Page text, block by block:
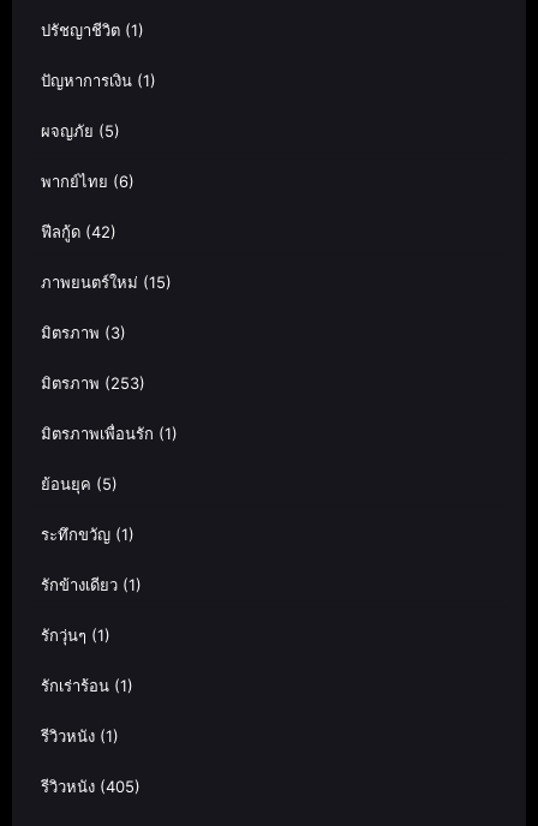
ปรัชญาชีวิต (1)
ปัญหาการเงิน (1)
ผจญภัย (5)
พากย์ไทย (6)
ฟีลกู้ด (42)
ภาพยนตร์ใหม่ (15)
มิตรภาพ (3)
มิตรภาพ (253)
มิตรภาพเพื่อนรัก (1)
ย้อนยุค (5)
ระทึกขวัญ (1)
รักข้างเดียว (1)
รักวุ่นๆ (1)
รักเร่าร้อน (1)
รีวิวหนัง (1)
รีวิวหนัง (405)